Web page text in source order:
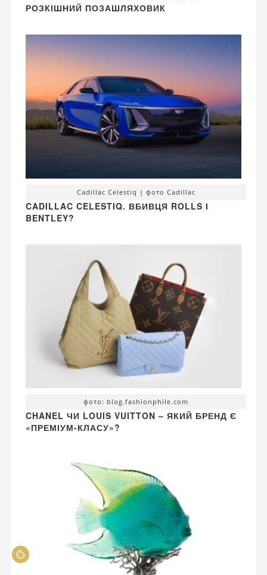
РОЗКІШНИЙ ПОЗАШЛЯХОВИК
Cadillac Celestiq | фото Cadillac
CADILLAC CELESTIQ. ВБИВЦЯ ROLLS І
BENTLEY?
фото: blog.fashionphile.com
CHANEL ЧИ LOUIS VUITTON – ЯКИЙ БРЕНД Є
«ПРЕМІУМ-КЛАСУ»?